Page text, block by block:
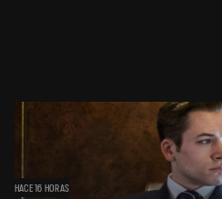
HACE 16 HORAS